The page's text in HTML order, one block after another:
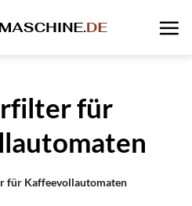
für
für Kaffeevollautomaten